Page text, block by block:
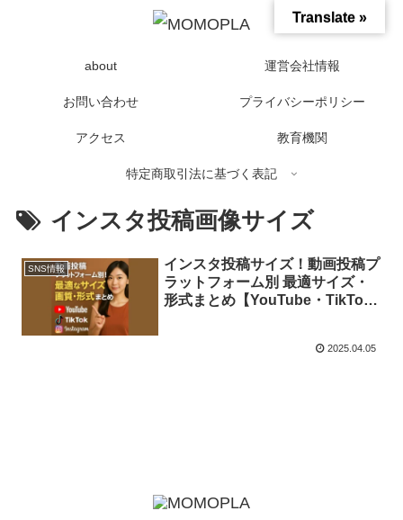
about 運営会社情報
お問い合わせ プライバシーポリシー
アクセス 教育機関
特定商取引法に基づく表記
インスタ投稿画像サイズ
SNS情報
インスタ投稿サイズ！動画投稿プ
ラットフォーム別 最適サイズ・
形式まとめ【YouTube・TikTok
2025.04.05
Translate »